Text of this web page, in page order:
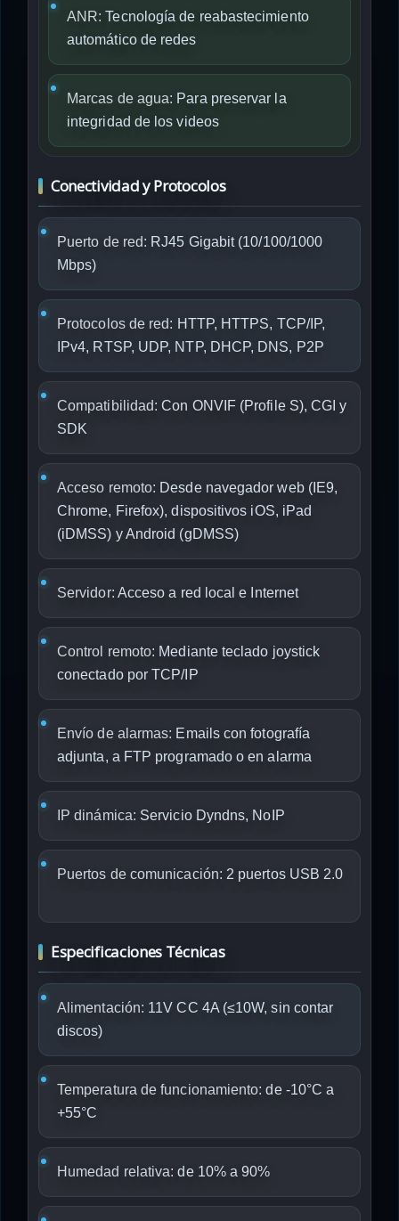
ANR: Tecnología de reabastecimiento
automático de redes
Marcas de agua: Para preservar la
integridad de los videos
Conectividad y Protocolos
Puerto de red: RJ45 Gigabit (10/100/1000
Mbps)
Protocolos de red: HTTP, HTTPS, TCP/IP,
IPv4, RTSP, UDP, NTP, DHCP, DNS, P2P
Compatibilidad: Con ONVIF (Profile S), CGI y
SDK
Acceso remoto: Desde navegador web (IE9,
Chrome, Firefox), dispositivos iOS, iPad
(iDMSS) y Android (gDMSS)
Servidor: Acceso a red local e Internet
Control remoto: Mediante teclado joystick
conectado por TCP/IP
Envío de alarmas: Emails con fotografía
adjunta, a FTP programado o en alarma
IP dinámica: Servicio Dyndns, NoIP
Puertos de comunicación: 2 puertos USB 2.0
Especificaciones Técnicas
Alimentación: 11V CC 4A (≤10W, sin contar
discos)
Temperatura de funcionamiento: de -10°C a
+55°C
Humedad relativa: de 10% a 90%